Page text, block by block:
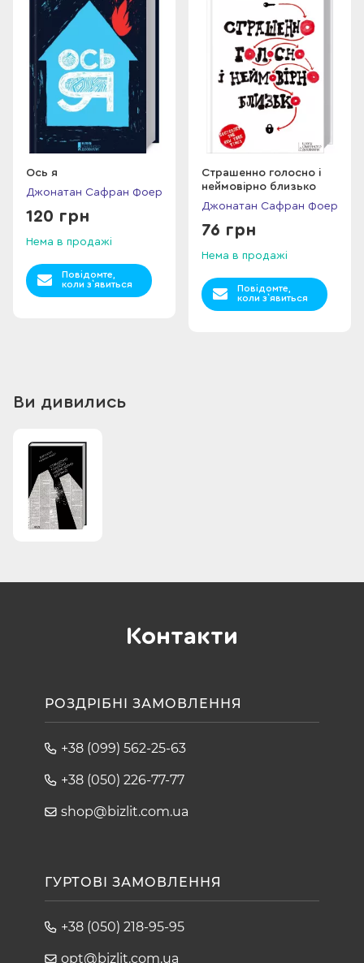
Ось я
Джонатан Сафран Фоер
120 грн
Нема в продажі
Повідомте,
коли з`явиться
Страшенно голосно і
неймовірно близько
Джонатан Сафран Фоер
76 грн
Нема в продажі
Повідомте,
коли з`явиться
Ви дивились
Контакти
РОЗДРІБНІ ЗАМОВЛЕННЯ
+38 (099) 562-25-63
+38 (050) 226-77-77
shop@bizlit.com.ua
ГУРТОВІ ЗАМОВЛЕННЯ
+38 (050) 218-95-95
opt@bizlit.com.ua